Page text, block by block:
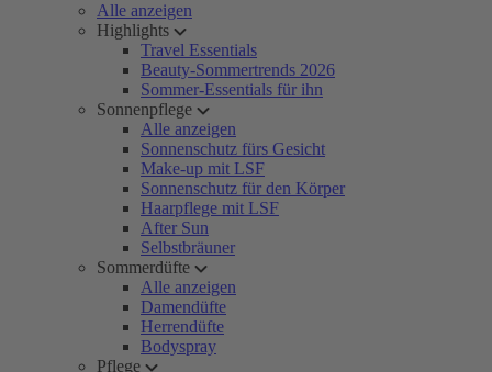
Alle anzeigen
Highlights
Travel Essentials
Beauty-Sommertrends 2026
Sommer-Essentials für ihn
Sonnenpflege
Alle anzeigen
Sonnenschutz fürs Gesicht
Make-up mit LSF
Sonnenschutz für den Körper
Haarpflege mit LSF
After Sun
Selbstbräuner
Sommerdüfte
Alle anzeigen
Damendüfte
Herrendüfte
Bodyspray
Pflege